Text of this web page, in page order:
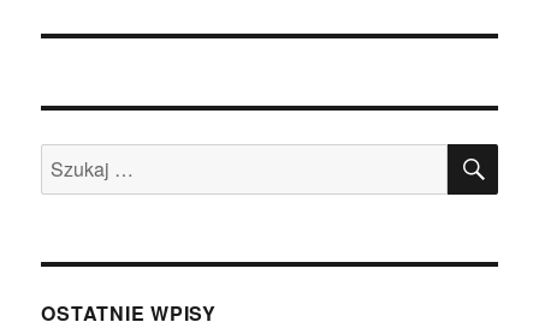
Szukaj:
OSTATNIE WPISY